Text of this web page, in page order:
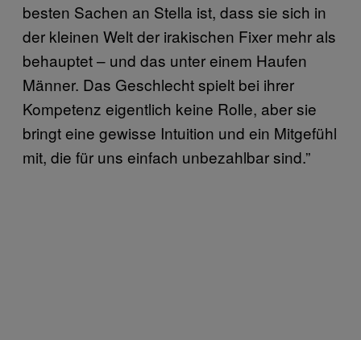
besten Sachen an Stella ist, dass sie sich in
der kleinen Welt der irakischen Fixer mehr als
behauptet – und das unter einem Haufen
Männer. Das Geschlecht spielt bei ihrer
Kompetenz eigentlich keine Rolle, aber sie
bringt eine gewisse Intuition und ein Mitgefühl
mit, die für uns einfach unbezahlbar sind.”